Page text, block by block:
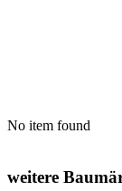
No item found
weitere